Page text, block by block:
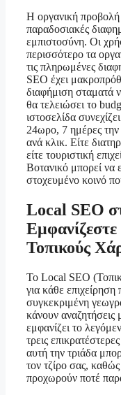
Η οργανική προβολή
παραδοσιακές
εμπιστοσύνη. Οι
περισσότερο τα
τις πληρωμένες
SEO έχει
διαφήμιση σταματά
θα τελειώσει το
ιστοσελίδα
24ωρο, 7 ημέρες την
ανά κλικ. Είτε
είτε τουριστική
Βοτανικό μπορεί να
στοχευμένο κοινό
Local SEO
Τοπικούς
Το Local SEO
για κάθε επιχείρηση
συγκεκριμένη
κάνουν
εμφανίζει το
τρεις
αυτή την τριάδα
τον τζίρο σας,
προχωρούν ποτέ